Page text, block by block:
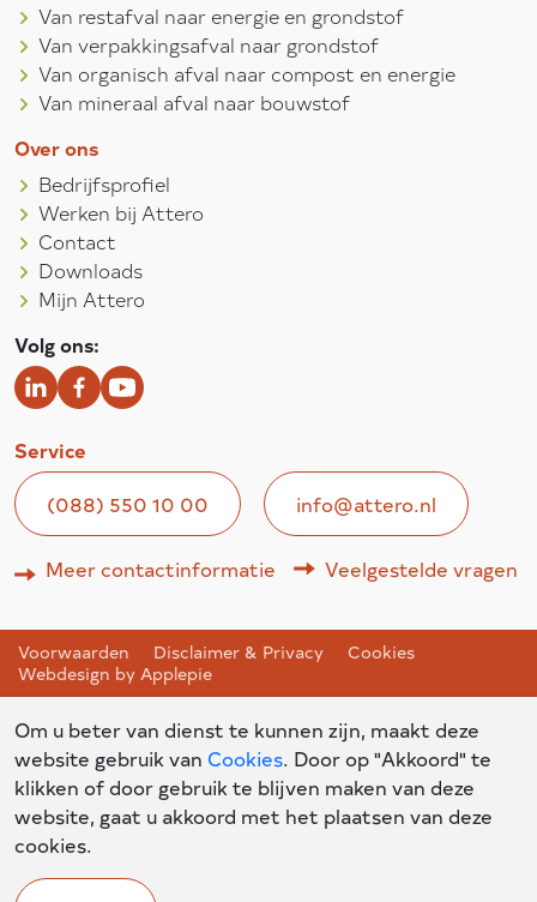
Van restafval naar energie en grondstof
Van verpakkingsafval naar grondstof
Van organisch afval naar compost en energie
Van mineraal afval naar bouwstof
Over ons
Bedrijfsprofiel
Werken bij Attero
Contact
Downloads
Mijn Attero
Volg ons:
Service
(088) 550 10 00 info@attero.nl
Meer contactinformatie Veelgestelde vragen
Voorwaarden Disclaimer & Privacy
Cookies
Webdesign by Applepie
Om u beter van dienst te kunnen zijn, maakt deze
website gebruik van Cookies. Door op "Akkoord" te
klikken of door gebruik te blijven maken van deze
website, gaat u akkoord met het plaatsen van deze
cookies.